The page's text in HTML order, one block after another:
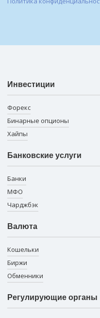
Инвестиции
Форекс
Бинарные опционы
Хайпы
Банковские услуги
Банки
МФО
Чарджбэк
Валюта
Кошельки
Биржи
Обменники
Регулирующие органы